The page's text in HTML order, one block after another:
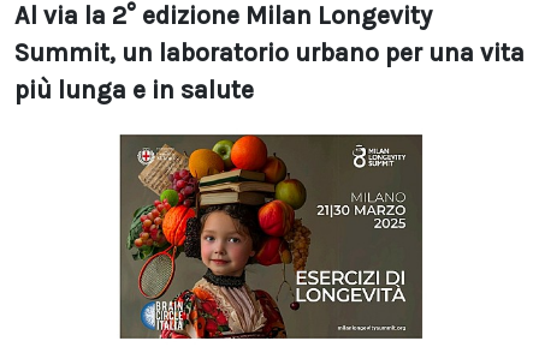
Al via la 2° edizione Milan Longevity
Summit, un laboratorio urbano per una vita
più lunga e in salute